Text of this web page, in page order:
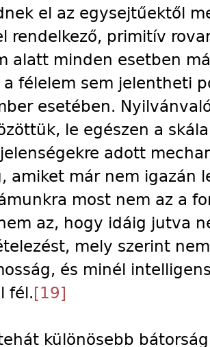
el az egysejtűektől
rendelkező, primitív
alatt minden esetben
félelem sem jelentheti
esetében.
le egészen a
adott
amiket már nem igazán
most nem az a
az, hogy idáig jutva
mely szerint
és minél
fél.[19]
különösebb